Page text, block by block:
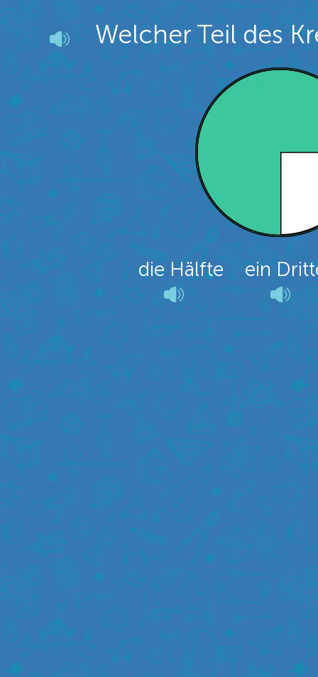
Welcher Teil des
die Hälfte ein